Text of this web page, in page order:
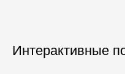
Интерактивные